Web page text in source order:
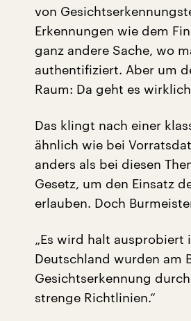
von
Erkennungen wie dem
ganz andere Sache, wo
authentifiziert. Aber um
Raum: Da geht es
Das klingt nach einer
ähnlich wie bei
anders als bei diesen
Gesetz, um den Einsatz
erlauben. Doch
„Es wird halt ausprobiert
Deutschland wurden am
Gesichtserkennung
strenge Richtlinien.“